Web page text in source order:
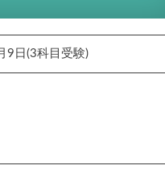
9日(3科目受験)